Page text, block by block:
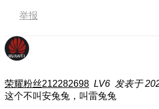
举报
荣耀粉丝212282698 LV6 发表于
这个不叫安兔兔，叫雷兔兔